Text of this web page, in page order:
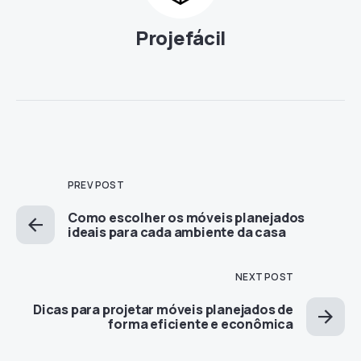
Projefácil
PREV POST
Como escolher os móveis planejados
ideais para cada ambiente da casa
NEXT POST
Dicas para projetar móveis planejados de
forma eficiente e econômica